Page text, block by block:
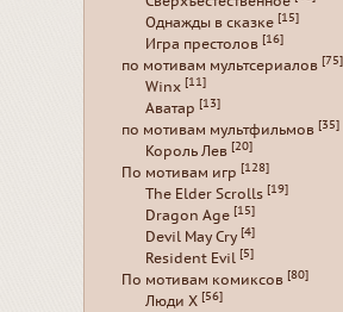
Однажды в сказке [15]
Игра престолов [16]
по мотивам мультсериалов [75]
Winx [11]
Аватар [13]
по мотивам мультфильмов [35]
Король Лев [20]
По мотивам игр [128]
The Elder Scrolls [19]
Dragon Age [15]
Devil May Cry [4]
Resident Evil [5]
По мотивам комиксов [80]
Люди Х [56]